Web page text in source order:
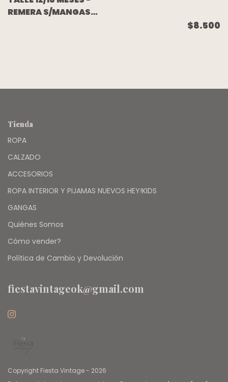
REMERA S/MANGAS
$8.500
Tienda
ROPA
CALZADO
ACCESORIOS
ROPA INTERIOR Y PIJAMAS NUEVOS HEY!KIDS
GANGAS
Quiénes Somos
Cómo vender?
Política de Cambio y Devolución
fiestavintageok@gmail.com
Copyright Fiesta Vintage - 2026